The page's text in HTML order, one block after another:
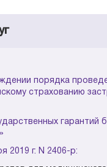
порядка
страхованию
гарантий
г. N 2406-р: